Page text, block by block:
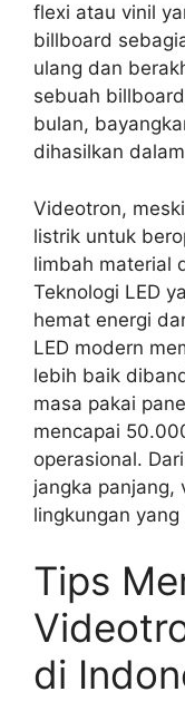
flexi atau vinil
billboard
ulang dan
sebuah
bulan,
dihasilkan
Videotron,
listrik untuk
limbah material
Teknologi LED
hemat energi
LED modern
lebih baik
masa pakai
mencapai
operasional.
jangka panjang,
lingkungan
Tips
di